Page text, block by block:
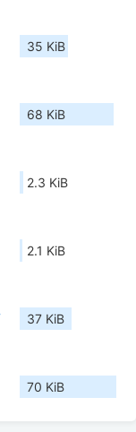
35 KiB
68 KiB
2.3 KiB
2.1 KiB
37 KiB
70 KiB